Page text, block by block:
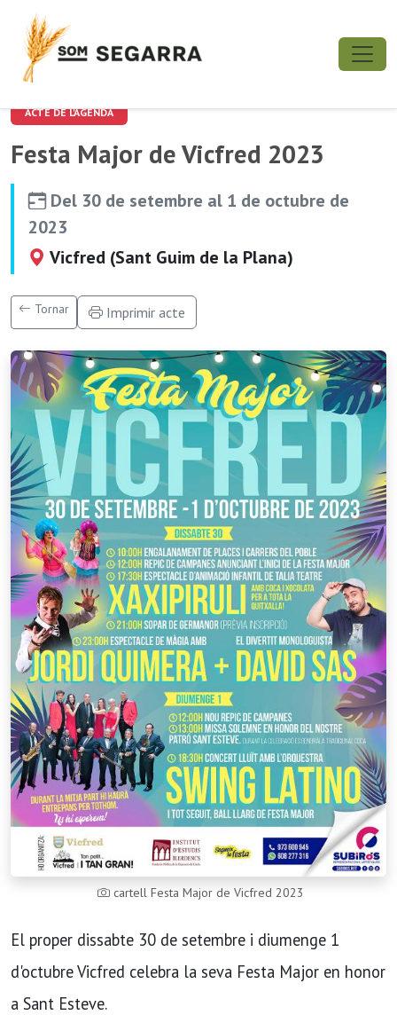
ACTE DE L'AGENDA
Festa Major de Vicfred 2023
Del 30 de setembre al 1 de octubre de
2023
Vicfred (Sant Guim de la Plana)
Tornar Imprimir acte
cartell Festa Major de Vicfred 2023
El proper dissabte 30 de setembre i diumenge 1
d'octubre Vicfred celebra la seva Festa Major en honor
a Sant Esteve.